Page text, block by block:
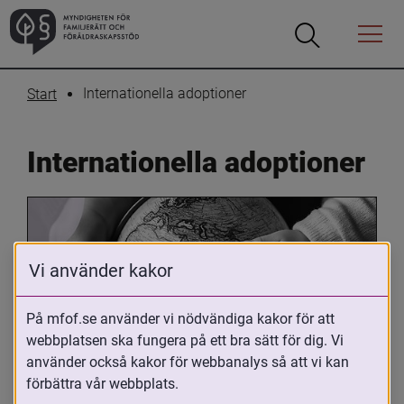
Öppna
Öppna
Menyn
Start Internationella adoptioner
Internationella adoptioner
Oavsett om du är adopterad,
adoptivförälder eller arbetar med
Vi använder kakor
På mfof.se använder vi nödvändiga kakor för att
webbplatsen ska fungera på ett bra sätt för dig. Vi
använder också kakor för webbanalys så att vi kan
förbättra vår webbplats.